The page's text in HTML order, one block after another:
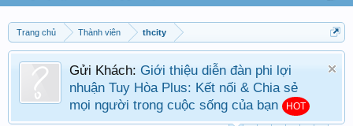
Trang chủ Thành viên thcity
Gửi Khách: Giới thiệu diễn đàn phi lợi
nhuận Tuy Hòa Plus: Kết nối & Chia sẻ
mọi người trong cuộc sống của bạn
HOT